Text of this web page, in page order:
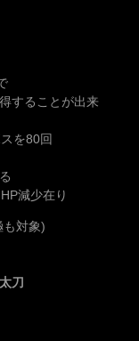
することが出来
を80回
減少在り
も対象)
刀